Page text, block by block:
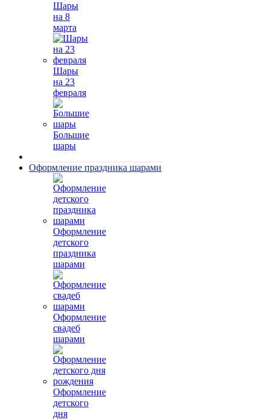
Шары
на 8
марта
Шары
на 23
февраля
Большие
шары
Оформление праздника шарами
Оформление
детского
праздника
шарами
Оформление
свадеб
шарами
Оформление
детского
дня